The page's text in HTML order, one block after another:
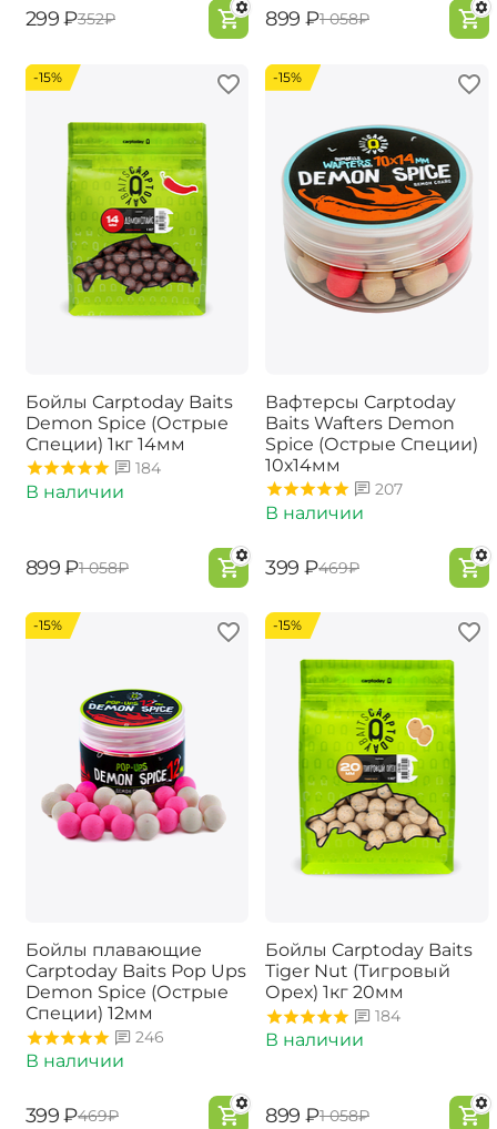
‍299‍ ₽‍352‍₽ ‍899‍ ₽‍1 058‍₽
-15%
Бойлы Carptoday Baits
Demon Spice (Острые
Специи) 1кг 14мм
184
В наличии
‍899‍ ₽‍1 058‍₽
-15%
Вафтерсы Carptoday
Baits Wafters Demon
Spice (Острые Специи)
10х14мм
207
В наличии
‍399‍ ₽‍469‍₽
-15%
Бойлы плавающие
Carptoday Baits Pop Ups
Demon Spice (Острые
Специи) 12мм
246
В наличии
‍399‍ ₽‍469‍₽
-15%
Бойлы Carptoday Baits
Tiger Nut (Тигровый
Орех) 1кг 20мм
184
В наличии
‍899‍ ₽‍1 058‍₽